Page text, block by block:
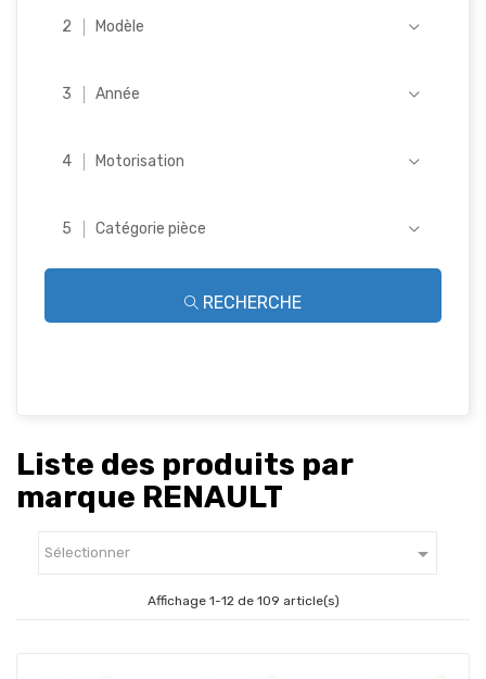
Modèle
Année
Motorisation
Catégorie pièce
RECHERCHE
Liste des produits par
marque RENAULT
Sélectionner 
Affichage 1-12 de 109 article(s)